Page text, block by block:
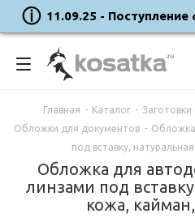
11.09.25 - Поступление
Главная - Каталог - Заготовки
Обложки для документов - Обложка
под вставку,
Обложка для
линзами под
кожа,